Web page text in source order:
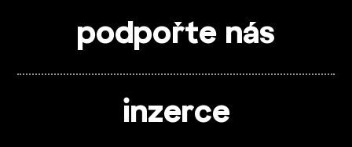
podpořte nás
inzerce